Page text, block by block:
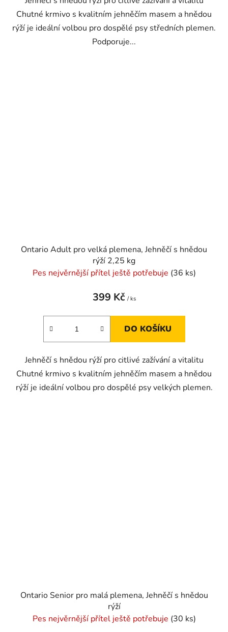
Chutné krmivo s kvalitním jehněčím masem a hnědou
rýží je ideální volbou pro dospělé psy středních plemen.
Podporuje...
Ontario Adult pro velká plemena, Jehněčí s hnědou
rýží 2,25 kg
Pes nejvěrnější přítel ještě potřebuje (36 ks)
399 Kč / ks
DO KOŠÍKU
Jehněčí s hnědou rýží pro citlivé zažívání a vitalitu
Chutné krmivo s kvalitním jehněčím masem a hnědou
rýží je ideální volbou pro dospělé psy velkých plemen.
Ontario Senior pro malá plemena, Jehněčí s hnědou
rýží
Pes nejvěrnější přítel ještě potřebuje (30 ks)